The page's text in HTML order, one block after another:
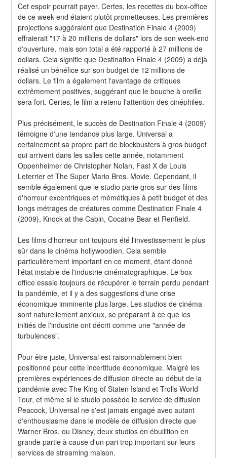
Cet espoir pourrait payer. Certes, les recettes du box-office
de ce week-end étaient plutôt prometteuses. Les premières
projections suggéraient que Destination Finale 4 (2009)
effraierait "17 à 20 millions de dollars" lors de son week-end
d'ouverture, mais son total a été rapporté à 27 millions de
dollars. Cela signifie que Destination Finale 4 (2009) a déjà
réalisé un bénéfice sur son budget de 12 millions de
dollars. Le film a également l'avantage de critiques
extrêmement positives, suggérant que le bouche à oreille
sera fort. Certes, le film a retenu l'attention des cinéphiles.
Plus précisément, le succès de Destination Finale 4 (2009)
témoigne d'une tendance plus large. Universal a
certainement sa propre part de blockbusters à gros budget
qui arrivent dans les salles cette année, notamment
Oppenheimer de Christopher Nolan, Fast X de Louis
Leterrier et The Super Mario Bros. Movie. Cependant, il
semble également que le studio parie gros sur des films
d'horreur excentriques et mémétiques à petit budget et des
longs métrages de créatures comme Destination Finale 4
(2009), Knock at the Cabin, Cocaine Bear et Renfield.
Les films d'horreur ont toujours été l'investissement le plus
sûr dans le cinéma hollywoodien. Cela semble
particulièrement important en ce moment, étant donné
l'état instable de l'industrie cinématographique. Le box-
office essaie toujours de récupérer le terrain perdu pendant
la pandémie, et il y a des suggestions d'une crise
économique imminente plus large. Les studios de cinéma
sont naturellement anxieux, se préparant à ce que les
initiés de l'industrie ont décrit comme une "année de
turbulences".
Pour être juste, Universal est raisonnablement bien
positionné pour cette incertitude économique. Malgré les
premières expériences de diffusion directe au début de la
pandémie avec The King of Staten Island et Trolls World
Tour, et même si le studio possède le service de diffusion
Peacock, Universal ne s'est jamais engagé avec autant
d'enthousiasme dans le modèle de diffusion directe que
Warner Bros. ou Disney, deux studios en ébullition en
grande partie à cause d'un pari trop important sur leurs
services de streaming maison.